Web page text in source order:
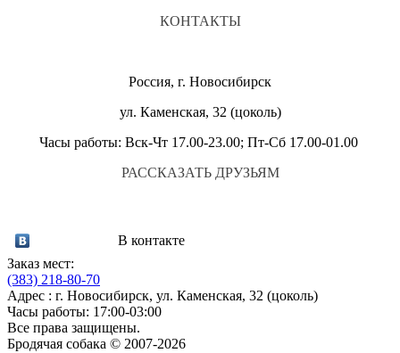
КОНТАКТЫ
Россия, г. Новосибирск
ул. Каменская, 32 (цоколь)
Часы работы: Вск-Чт 17.00-23.00; Пт-Сб 17.00-01.00
РАССКАЗАТЬ ДРУЗЬЯМ
В контакте
Заказ мест:
(383) 218-80-70
Адрес : г. Новосибирск, ул. Каменская, 32 (цоколь)
Часы работы: 17:00-03:00
Все права защищены.
Бродячая собака © 2007-2026